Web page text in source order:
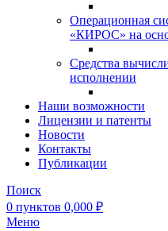
Операционная
«КИРОС» на
Средства
исполнении
Наши возможности
Лицензии и патенты
Новости
Контакты
Публикации
Поиск
0 пунктов 0,000 ₽
Меню